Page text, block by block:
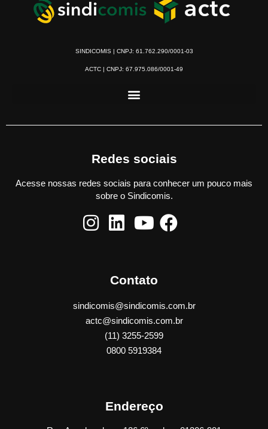
SINDICOMIS | CNPJ: 61.762.290/0001-03
ACTC | CNPJ: 67.975.086/0001-49
Redes sociais
Acesse nossas redes sociais para conhecer um pouco mais
sobre o Sindicomis.
Contato
sindicomis@sindicomis.com.br
actc@sindicomis.com.br
(11) 3255-2599
0800 5919384
Endereço